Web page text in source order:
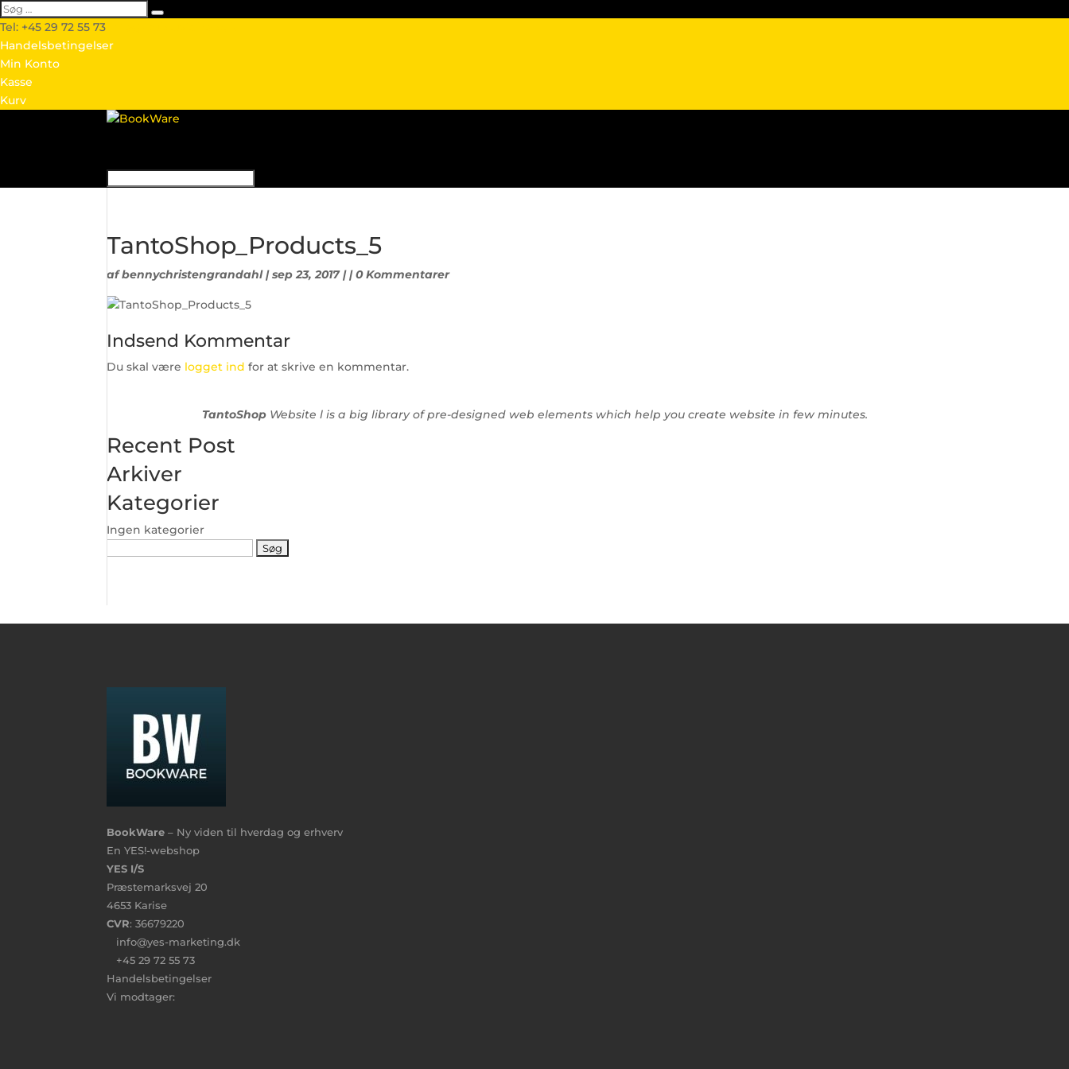
Tel: +45 29 72 55 73
Handelsbetingelser
Min Konto
Kasse
Kurv
TantoShop_Products_5
afbennychristengrandahl| sep 23, 2017 | |0 Kommentarer
Indsend Kommentar
Du skal være logget ind for at skrive en kommentar.
TantoShop Website l is a big library of pre-designed web elements which help you create website in few minutes.
Recent Post
Arkiver
Kategorier
Ingen kategorier
BookWare – Ny viden til hverdag og erhverv
En YES!-webshop
YES I/S
Præstemarksvej 20
4653 Karise
CVR: 36679220
info@yes-marketing.dk
+45 29 72 55 73
Handelsbetingelser
Vi modtager: